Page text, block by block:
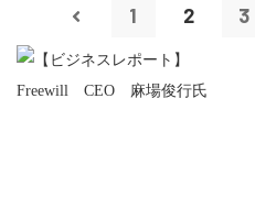
1 2 3